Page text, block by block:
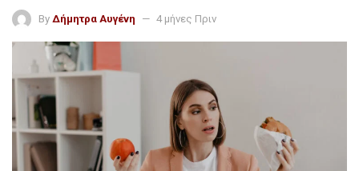
By Δήμητρα Αυγένη 4 μήνες Πριν